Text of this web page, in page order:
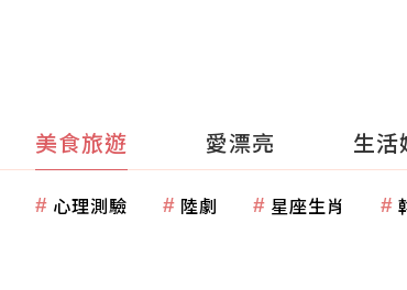
美食旅遊 愛漂亮 生活
心理測驗 陸劇 星座生肖